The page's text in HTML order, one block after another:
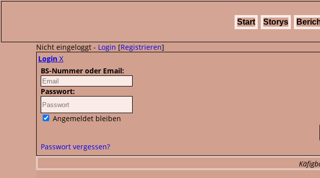
Start Storys
Nicht eingeloggt - Login [Registrieren]
Login X
BS-Nummer oder Email:
Passwort:
Angemeldet bleiben
Passwort vergessen?